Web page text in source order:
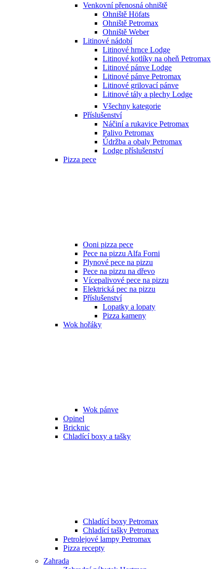
Venkovní přenosná ohniště
Ohniště Höfats
Ohniště Petromax
Ohniště Weber
Litinové nádobí
Litinové hrnce Lodge
Litinové kotlíky na oheň Petromax
Litinové pánve Lodge
Litinové pánve Petromax
Litinové grilovací pánve
Litinové tály a plechy Lodge
Všechny kategorie
Příslušenství
Náčiní a rukavice Petromax
Palivo Petromax
Údržba a obaly Petromax
Lodge příslušenství
Pizza pece
Ooni pizza pece
Pece na pizzu Alfa Forni
Plynové pece na pizzu
Pece na pizzu na dřevo
Vícepalivové pece na pizzu
Elektrická pec na pizzu
Příslušenství
Lopatky a lopaty
Pizza kameny
Wok hořáky
Wok pánve
Opinel
Bricknic
Chladící boxy a tašky
Chladící boxy Petromax
Chladící tašky Petromax
Petrolejové lampy Petromax
Pizza recepty
Zahrada